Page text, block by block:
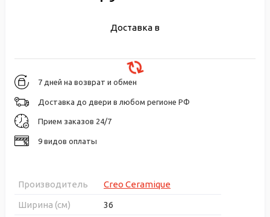
Доставка в
7 дней на возврат и обмен
Доставка до двери в любом регионе РФ
Прием заказов 24/7
9 видов оплаты
Производитель
Creo Ceramique
Ширина (см)
36